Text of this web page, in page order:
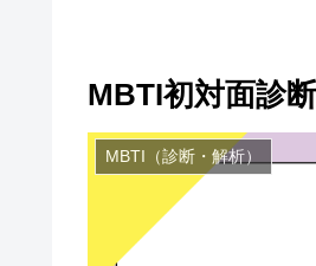
MBTI初対面診
MBTI（診断・解析）